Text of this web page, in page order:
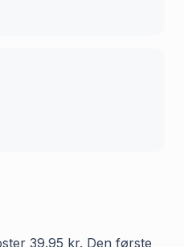
39.95 kr. Den første